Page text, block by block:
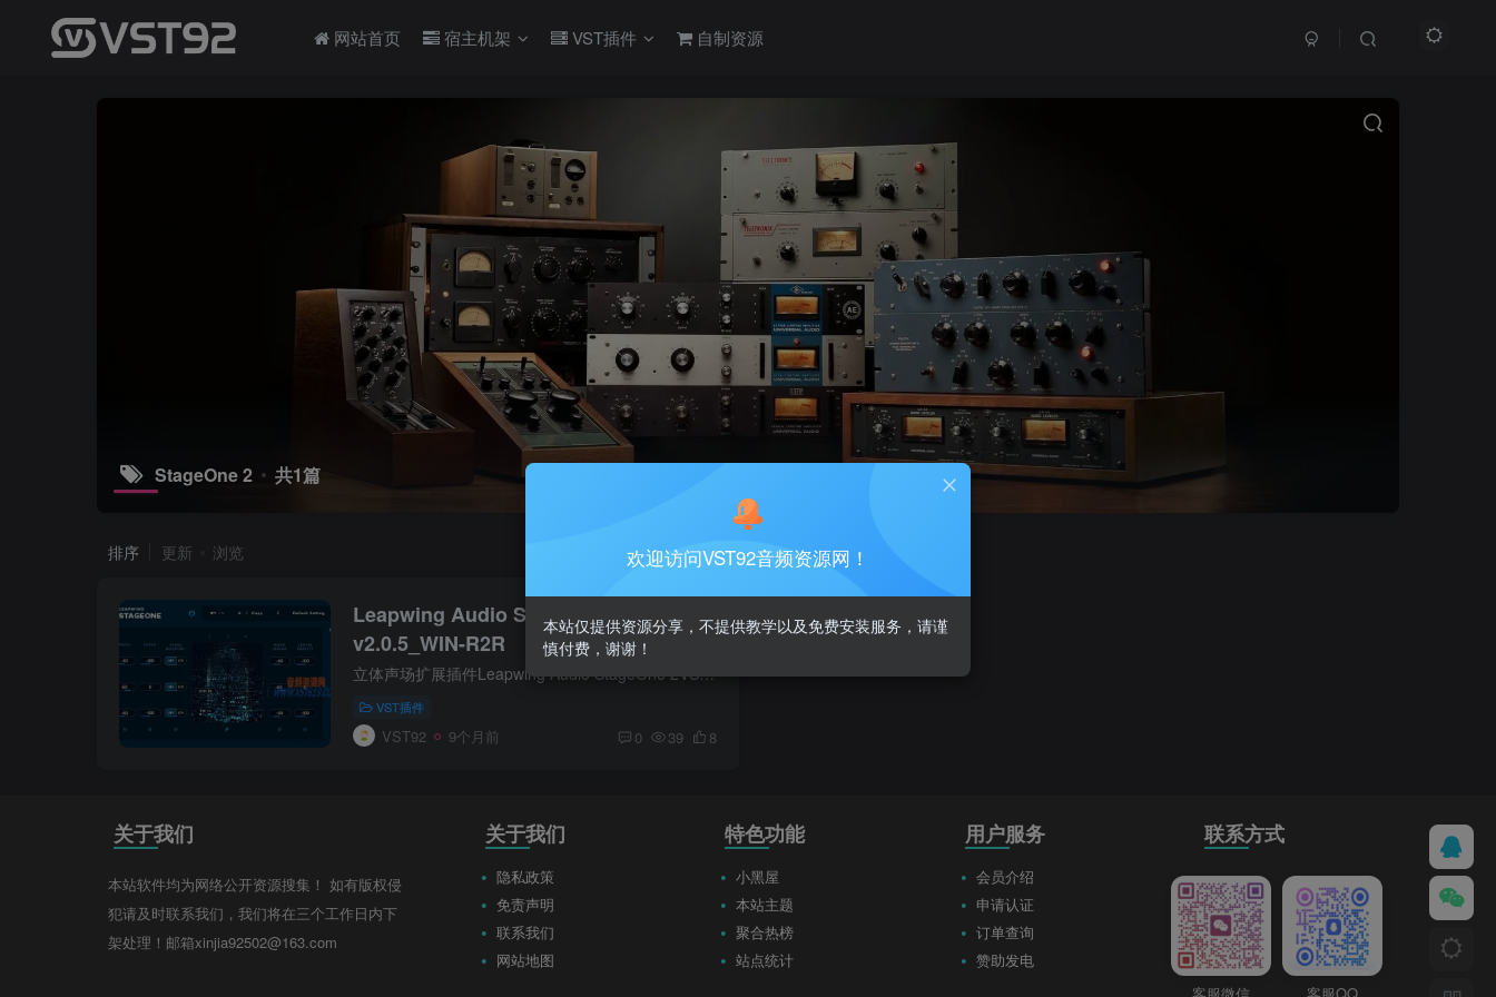
网站首页 宿主机架 VST插件 自制资源
StageOne 2 共1篇
排序 更新 浏览
Leapwing Audio StageOne 2
v2.0.5_WIN-R2R
立体声场扩展插件Leapwing Audio StageOne 2VST插件格式：VST3/AAX Leapwing Audio StageOne 2 是一款专业的立体声场增强插件，能智能扩展立体声宽度、增加感知深度，并为单声道信号创建立体声...
VST插件
VST92 9个月前 0 39 8
关于我们
本站软件均为网络公开资源搜集！ 如有版权侵
犯请及时联系我们，我们将在三个工作日内下
架处理！邮箱xinjia92502@163.com
关于我们
隐私政策
免责声明
联系我们
网站地图
特色功能
小黑屋
本站主题
聚合热榜
站点统计
用户服务
会员介绍
申请认证
订单查询
赞助发电
联系方式
客服微信 客服QQ
欢迎访问VST92音频资源网！
本站仅提供资源分享，不提供教学以及免费安装服务，请谨
慎付费，谢谢！